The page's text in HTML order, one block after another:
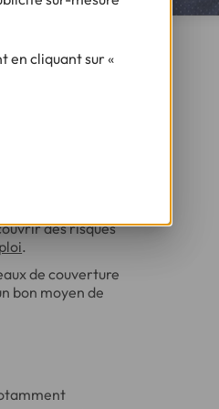
de garantie
de lire toutes les
des risques
.
de couverture
bon moyen de
en cliquant sur «